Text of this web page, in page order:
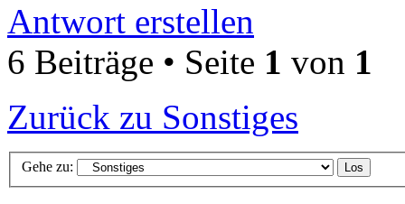
Antwort erstellen
6 Beiträge • Seite 1 von 1
Zurück zu Sonstiges
Gehe zu: